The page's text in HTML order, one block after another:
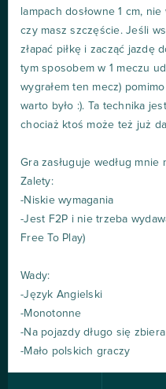
lampach dosłowne 1 cm,
czy masz szczęście. Jeśli
złapać piłkę i zacząć jazdę
tym sposobem w 1 meczu
wygrałem ten mecz)
warto było :). Ta technika
chociaż ktoś może też już
Gra zasługuje według
Zalety:
-Niskie wymagania
-Jest F2P i nie trzeba
Free To Play)
Wady:
-Język Angielski
-Monotonne
-Na pojazdy długo się zbiera
-Mało polskich graczy